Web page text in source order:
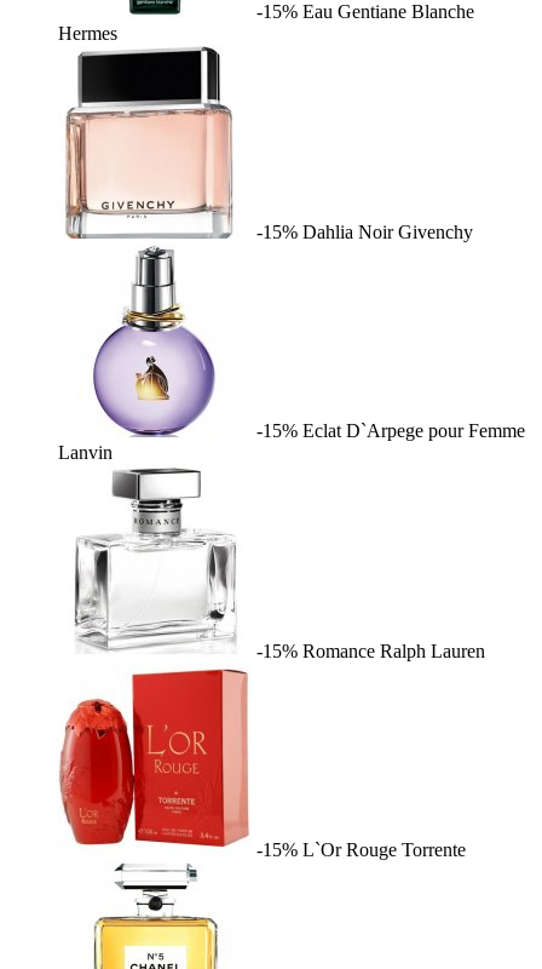
-15% Eau Gentiane Blanche
Hermes
-15% Dahlia Noir Givenchy
-15% Eclat D`Arpege pour Femme
Lanvin
-15% Romance Ralph Lauren
-15% L`Or Rouge Torrente